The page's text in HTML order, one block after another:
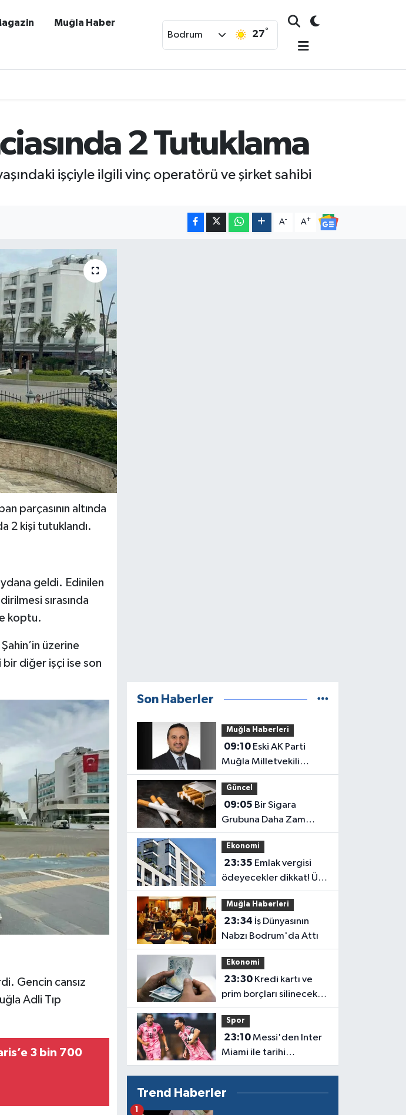
Muğla Haber
Bodrum 27°
2 Tutuklama
işçiyle ilgili vinç operatörü ve şirket sahibi
A- A+
parçasının altında
2 kişi tutuklandı.
geldi. Edinilen
sırasında
koptu.
üzerine
bir diğer işçi ise son
Gencin cansız
Adli Tıp
3 bin 700
Son Haberler
Muğla Haberleri
09:10Eski AK Parti
Muğla Milletvekili
Yüksel Özden’in Acı
Günü
Güncel
09:05
Grubuna Daha Zam
Geldi: BAT’ın Yeni
Fiyatları Belli Oldu
Ekonomi
23:35
ödeyecekler dikkat! Üst
sınır değişti
Muğla Haberleri
23:34
Nabzı Bodrum'da Attı
Ekonomi
23:30Kredi kartı ve
prim borçları silinecek
mi? Gözler TBMM'ye
çevrildi
Spor
23:10Messi'den Inter
Miami ile tarihi
performans! Rekorlara
Trend Haberler
1